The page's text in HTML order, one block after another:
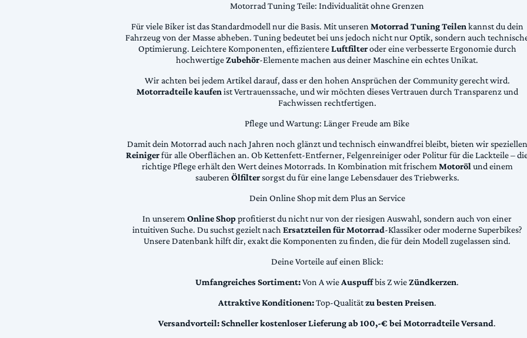
Motorrad Tuning Teile: Individualität ohne Grenzen
Für viele Biker ist das Standardmodell nur die Basis. Mit unserenMotorrad Tuning Teilenkannst du dein
Fahrzeug von der Masse abheben. Tuning bedeutet bei uns jedoch nicht nur Optik, sondern auch
Optimierung. Leichtere Komponenten, effizientereLuftfilteroder eine verbesserte Ergonomie durch
hochwertigeZubehör-Elemente machen aus deiner Maschine ein echtes Unikat.
Wir achten bei jedem Artikel darauf, dass er den hohen Ansprüchen der Community gerecht wird.
Motorradteile kaufenist Vertrauenssache, und wir möchten dieses Vertrauen durch Transparenz und
Fachwissen rechtfertigen.
Pflege und Wartung: Länger Freude am Bike
Damit dein Motorrad auch nach Jahren noch glänzt und technisch einwandfrei bleibt, bieten wir speziellen
Reinigerfür alle Oberflächen an. Ob Kettenfett-Entferner, Felgenreiniger oder Politur für die Lackteile –
richtige Pflege erhält den Wert deines Motorrads. In Kombination mit frischemMotorölund einem
sauberenÖlfiltersorgst du für eine lange Lebensdauer des Triebwerks.
Dein Online Shop mit dem Plus an Service
In unseremOnline Shopprofitierst du nicht nur von der riesigen Auswahl, sondern auch von einer
intuitiven Suche. Du suchst gezielt nachErsatzteilen für Motorrad-Klassiker oder moderne Superbikes?
Unsere Datenbank hilft dir, exakt die Komponenten zu finden, die für dein Modell zugelassen sind.
Deine Vorteile auf einen Blick:
Umfangreiches Sortiment:Von A wieAuspuffbis Z wieZündkerzen.
Attraktive Konditionen:Top-Qualitätzu besten Preisen.
Versandvorteil:Schneller kostenloser Lieferung ab 100,-€ bei Motorradteile Versand.